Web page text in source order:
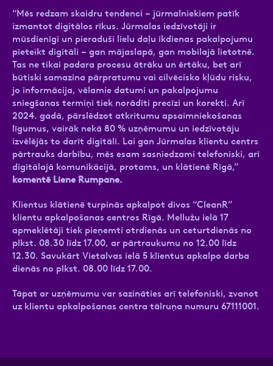
“Mēs redzam skaidru tendenci – jūrmalniekiem patīk
izmantot digitālos rīkus. Jūrmalas iedzīvotāji ir
mūsdienīgi un pieraduši lielu daļu ikdienas pakalpojumu
pieteikt digitāli – gan mājaslapā, gan mobilajā lietotnē.
Tas ne tikai padara procesu ātrāku un ērtāku, bet arī
būtiski samazina pārpratumu vai cilvēcisko kļūdu risku,
jo informācija, vēlamie datumi un pakalpojumu
sniegšanas termiņi tiek norādīti precīzi un korekti. Arī
2024. gadā, pārslēdzot atkritumu apsaimniekošanas
līgumus, vairāk nekā 80 % uzņēmumu un iedzīvotāju
izvēlējās to darīt digitāli. Lai gan Jūrmalas klientu centrs
pārtrauks darbību, mēs esam sasniedzami telefoniski, arī
digitālajā komunikācijā, protams, un klātienē Rīgā,”
komentē Liene Rumpane.
Klientus klātienē turpinās apkalpot divos “CleanR”
klientu apkalpošanas centros Rīgā. Mellužu ielā 17
apmeklētāji tiek pieņemti otrdienās un ceturtdienās no
plkst. 08.30 līdz 17.00, ar pārtraukumu no 12.00 līdz
12.30. Savukārt Vietalvas ielā 5 klientus apkalpo darba
dienās no plkst. 08.00 līdz 17.00.
Tāpat ar uzņēmumu var sazināties arī telefoniski, zvanot
uz klientu apkalpošanas centra tālruņa numuru 67111001.